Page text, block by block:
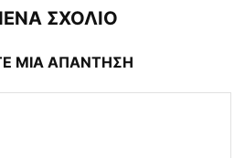
ΣΧΟΛΙΟ
ΜΙΑ ΑΠΑΝΤΗΣΗ